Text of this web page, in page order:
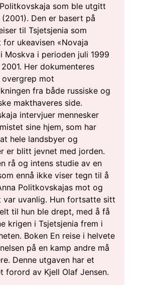
som ble utgitt
Den er basert på
til Tsjetsjenia som
for ukeavisen «Novaja
Moskva i perioden juli 1999
Her dokumenteres
overgrep mot
fra både russiske og
makthaveres side.
intervjuer mennesker
sine hjem, som har
hele landsbyer og
er blitt jevnet med jorden.
rå og intens studie av en
ennå ikke viser tegn til å
Politkovskajas mot og
var uvanlig. Hun fortsatte sitt
til hun ble drept, med å få
krigen i Tsjetsjenia frem i
Boken En reise i helvete
på en kamp andre må
Denne utgaven har et
forord av Kjell Olaf Jensen.